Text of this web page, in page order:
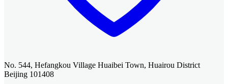
No. 544, Hefangkou Village Huaibei Town, Huairou District
Beijing 101408